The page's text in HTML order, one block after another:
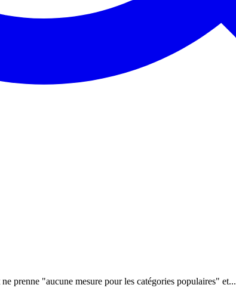
prenne "aucune mesure pour les catégories populaires" et...